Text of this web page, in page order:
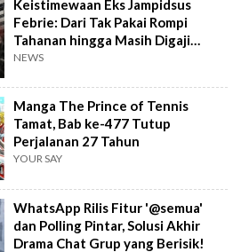
Keistimewaan Eks Jampidsus
Febrie: Dari Tak Pakai Rompi
Tahanan hingga Masih Digaji
Negara
NEWS
Manga The Prince of Tennis
Tamat, Bab ke-477 Tutup
Perjalanan 27 Tahun
YOUR SAY
WhatsApp Rilis Fitur '@semua'
dan Polling Pintar, Solusi Akhir
Drama Chat Grup yang Berisik!